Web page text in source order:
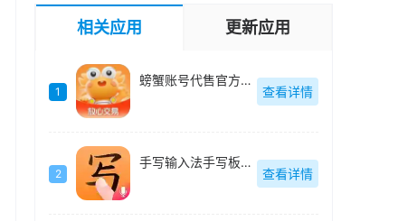
相关应用 更新应用
1
螃蟹账号代售官方最新版
查看详情
2
手写输入法手写板最新版
查看详情